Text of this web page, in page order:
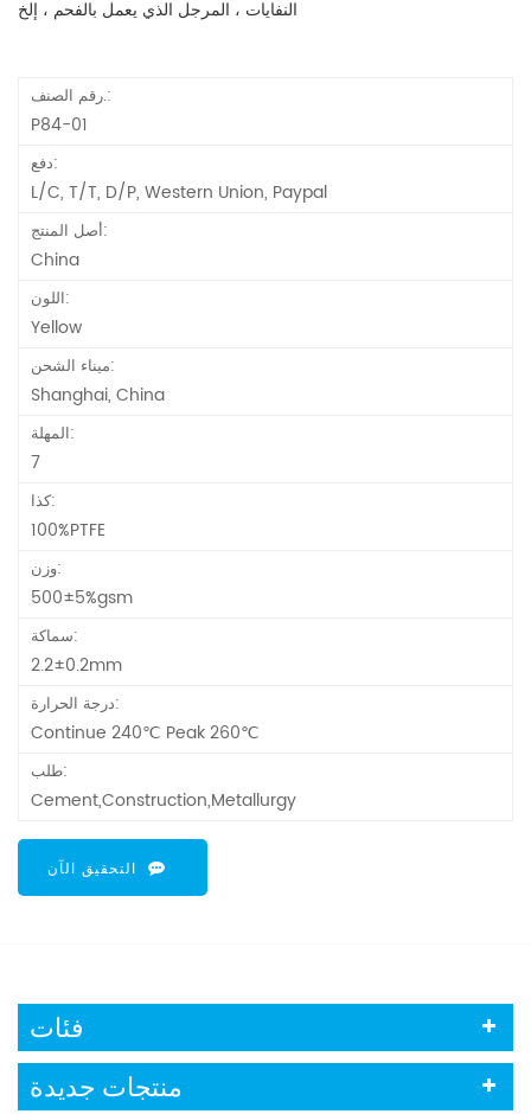
النفايات ، المرجل الذي يعمل بالفحم ، إلخ
رقم الصنف.:
P84-01
دفع:
L/C, T/T, D/P, Western Union, Paypal
أصل المنتج:
China
اللون:
Yellow
ميناء الشحن:
Shanghai, China
المهلة:
7
كذا:
100%PTFE
وزن:
500±5%gsm
سماكة:
2.2±0.2mm
درجة الحرارة:
Continue 240℃ Peak 260℃
طلب:
Cement,Construction,Metallurgy
التحقيق الآن
فئات
منتجات جديدة